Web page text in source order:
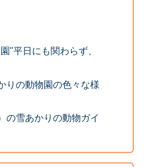
"平日にも関わらず、
りの動物園の色々な様
の雪あかりの動物ガイ